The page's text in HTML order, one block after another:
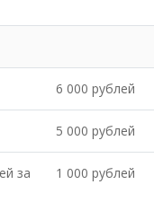
6 000 рублей
5 000 рублей
за 1 000 рублей